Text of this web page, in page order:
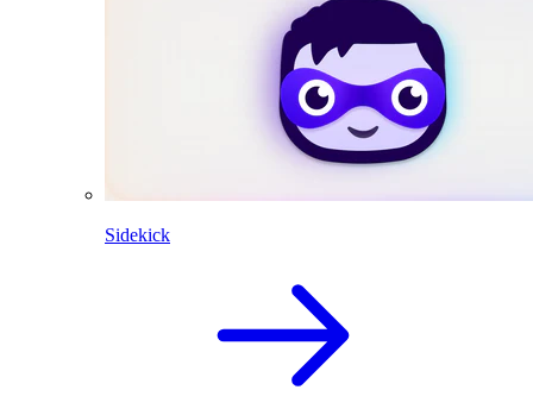
Sidekick